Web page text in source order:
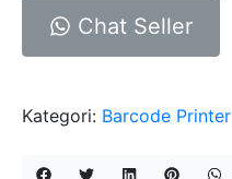
KASSEN
DT640
USB+BLUETOOTH
Chat Seller
Kategori: Barcode Printer